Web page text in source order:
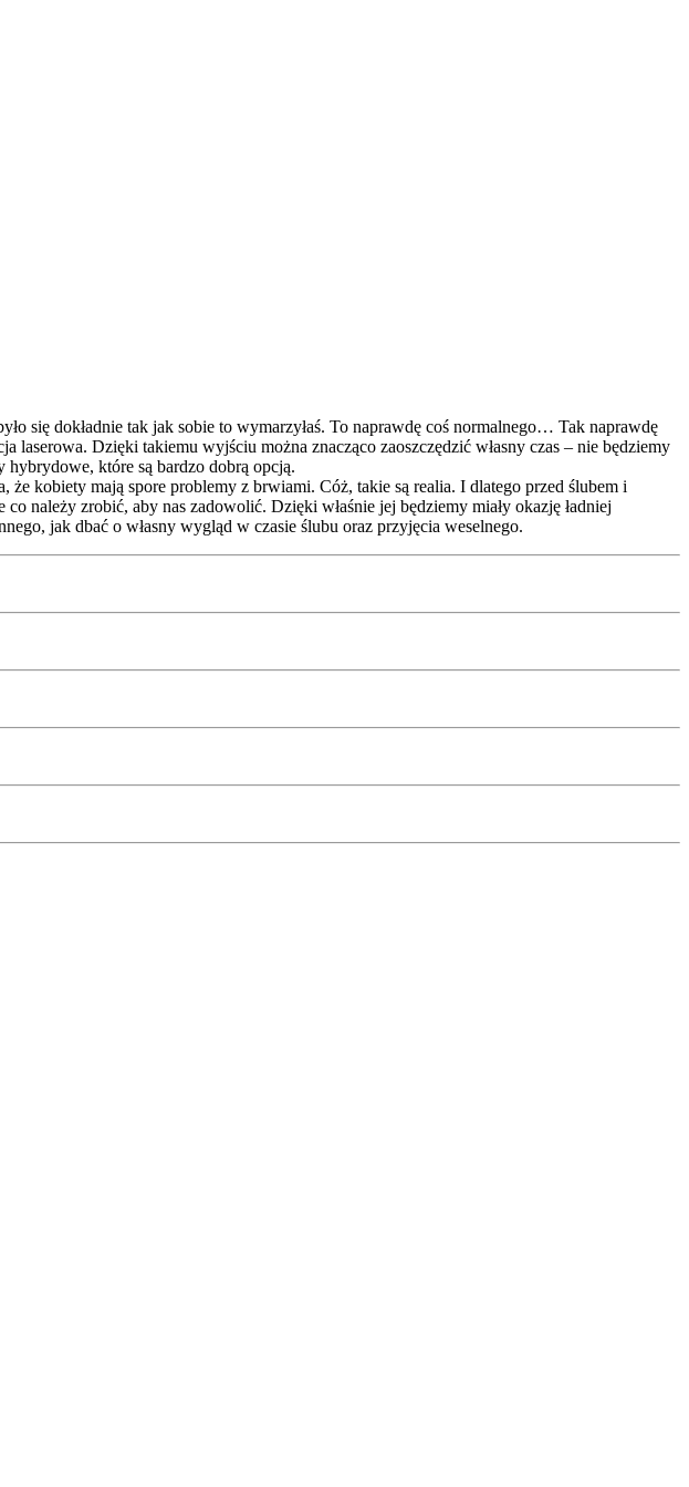
się dokładnie tak jak sobie to wymarzyłaś. To naprawdę coś normalnego… Tak naprawdę
laserowa. Dzięki takiemu wyjściu można znacząco zaoszczędzić własny czas – nie będziemy
hybrydowe, które są bardzo dobrą opcją.
kobiety mają spore problemy z brwiami. Cóż, takie są realia. I dlatego przed ślubem i
należy zrobić, aby nas zadowolić. Dzięki właśnie jej będziemy miały okazję ładniej
jak dbać o własny wygląd w czasie ślubu oraz przyjęcia weselnego.